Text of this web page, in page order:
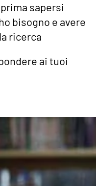
sapersi
bisogno e avere
ricerca
ai tuoi